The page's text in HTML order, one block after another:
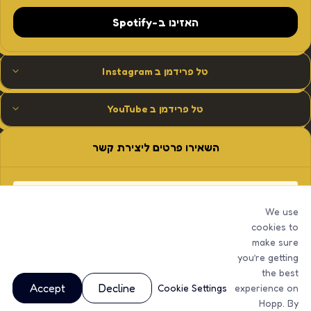
האזינו ב-Spotify
טל פרידמן ב Instagram
טל פרידמן ב YouTube
השאירו פרטים ליצירת קשר
We use
cookies to
make sure
you’re getting
the best
experience on
Hopp. By
Cookie Settings
Decline
Accept